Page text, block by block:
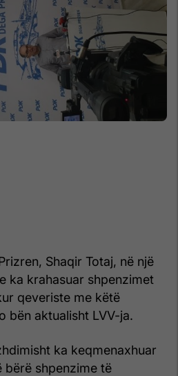
Shaqir Totaj, në një
ka krahasuar shpenzimet
qeveriste me këtë
bën aktualisht LVV-ja.
ka keqmenaxhuar
bërë shpenzime të